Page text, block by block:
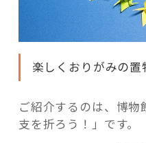
楽しくおりがみの
ご紹介するのは、博
支を折ろう！」です。